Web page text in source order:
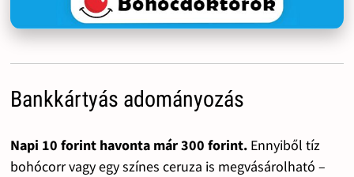
Bankkártyás adományozás
Napi 10 forint havonta már 300 forint.Ennyiből tíz
bohócorr vagy egy színes ceruza is megvásárolható –